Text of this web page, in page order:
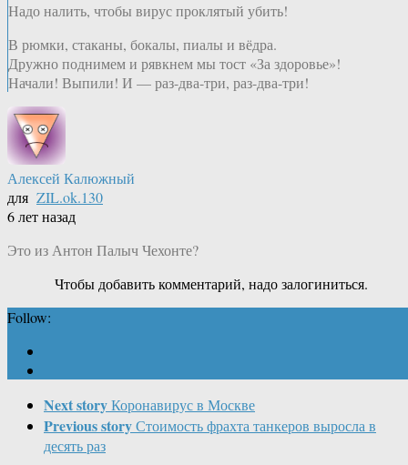
Надо налить, чтобы вирус проклятый убить!
В рюмки, стаканы, бокалы, пиалы и вёдра.
Дружно поднимем и рявкнем мы тост «За здоровье»!
Начали! Выпили! И — раз-два-три, раз-два-три!
Алексей Калюжный
для ZIL.ok.130
6 лет назад
Это из Антон Палыч Чехонте?
Чтобы добавить комментарий, надо залогиниться.
Follow:
Next storyКоронавирус в Москве
Previous storyСтоимость фрахта танкеров выросла в
десять раз